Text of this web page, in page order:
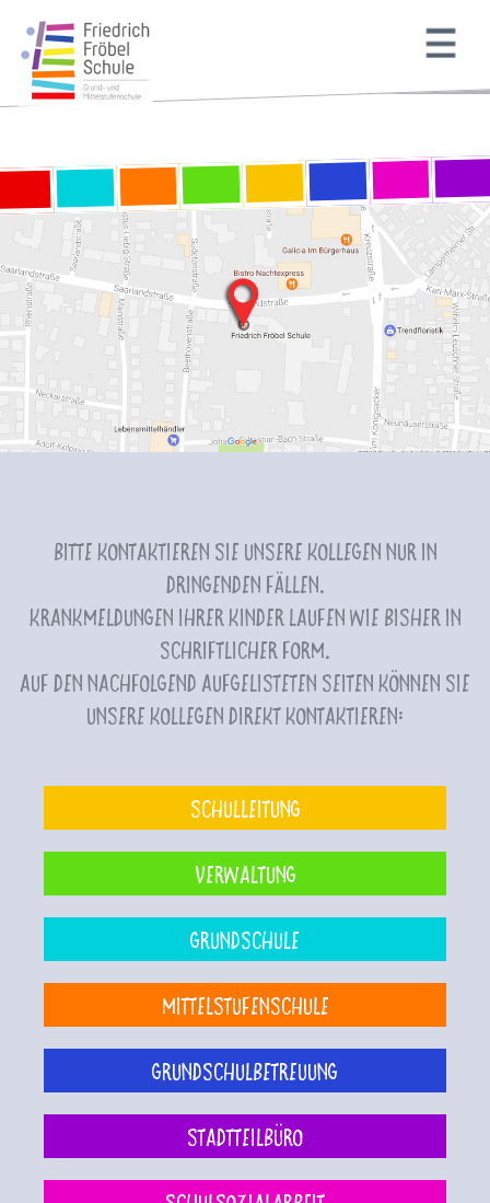
Bitte kontaktieren Sie unsere Kollegen nur in
dringenden Fällen.
Krankmeldungen Ihrer Kinder laufen wie bisher in
schriftlicher Form.
Auf den nachfolgend aufgelisteten Seiten können Sie
unsere Kollegen direkt kontaktieren:
Schulleitung
Verwaltung
Grundschule
Mittelstufenschule
Grundschulbetreuung
Stadtteilbüro